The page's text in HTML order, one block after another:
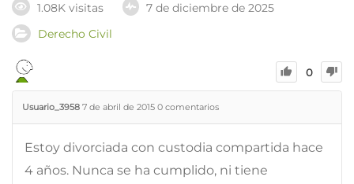
1.08K visitas
7 de diciembre de 2025
Derecho Civil
0
Usuario_3958 7 de abril de 2015 0 comentarios
Estoy divorciada con custodia compartida hace
4 años. Nunca se ha cumplido, ni tiene